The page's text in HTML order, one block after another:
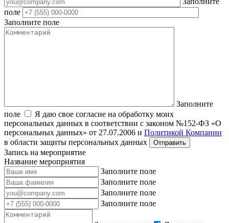
поле
Заполните поле
Заполните
поле
Я даю свое согласие на обработку моих
персональных данных в соответствии с законом №152-ФЗ «О
персональных данных» от 27.07.2006 и Политикой Компании
в области защиты персональных данных
Запись на мероприятие
Название мероприятия
Заполните поле
Заполните поле
Заполните поле
Заполните поле